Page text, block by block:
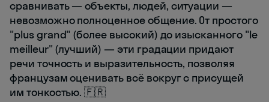
сравнивать — объекты, людей, ситуации —
невозможно полноценное общение. От простого
"plus grand" (более высокий) до изысканного "le
meilleur" (лучший) — эти градации придают
речи точность и выразительность, позволяя
французам оценивать всё вокруг с присущей
им тонкостью. 🇫🇷